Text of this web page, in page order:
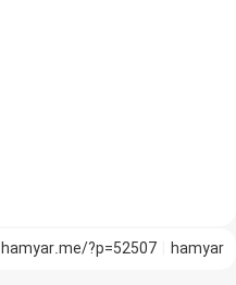
hamyar
hamyar.me/?p=52507